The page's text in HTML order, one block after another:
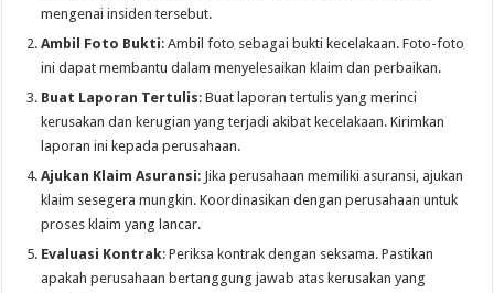
mengenai insiden tersebut.
Ambil Foto Bukti: Ambil foto sebagai bukti kecelakaan. Foto-foto
ini dapat membantu dalam menyelesaikan klaim dan perbaikan.
Buat Laporan Tertulis: Buat laporan tertulis yang merinci
kerusakan dan kerugian yang terjadi akibat kecelakaan. Kirimkan
laporan ini kepada perusahaan.
Ajukan Klaim Asuransi: Jika perusahaan memiliki asuransi, ajukan
klaim sesegera mungkin. Koordinasikan dengan perusahaan untuk
proses klaim yang lancar.
Evaluasi Kontrak: Periksa kontrak dengan seksama. Pastikan
apakah perusahaan bertanggung jawab atas kerusakan yang